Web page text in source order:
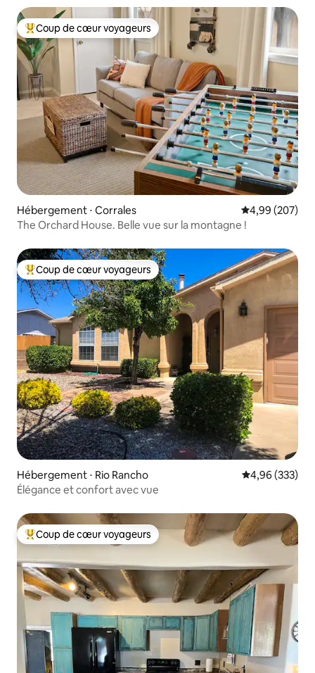
Coups de cœur voyageurs les plus appréciés
Coup de cœur voyageurs
Hébergement ⋅ Corrales Évaluation
4,99 (207)
The Orchard House. Belle vue sur la montagne !
Coups de cœur voyageurs les plus appréciés
Coup de cœur voyageurs
Hébergement ⋅ Rio Rancho Évaluation
4,96 (333)
Élégance et confort avec vue
Coups de cœur voyageurs les plus appréciés
Coup de cœur voyageurs